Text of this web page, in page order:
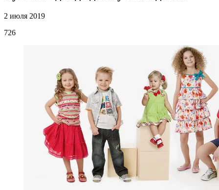
2 июля 2019
726